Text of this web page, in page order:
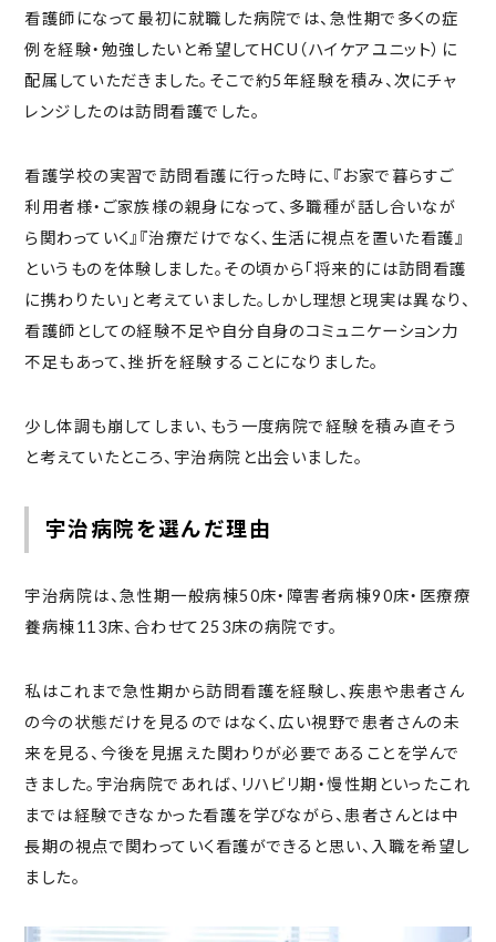
看護師になって最初に就職した病院では、急性期で多くの症
例を経験・勉強したいと希望してHCU（ハイケアユニット）に
配属していただきました。そこで約5年経験を積み、次にチャ
レンジしたのは訪問看護でした。
看護学校の実習で訪問看護に行った時に、『お家で暮らすご
利用者様・ご家族様の親身になって、多職種が話し合いなが
ら関わっていく』『治療だけでなく、生活に視点を置いた看護』
というものを体験しました。その頃から「将来的には訪問看護
に携わりたい」と考えていました。しかし理想と現実は異なり、
看護師としての経験不足や自分自身のコミュニケーション力
不足もあって、挫折を経験することになりました。
少し体調も崩してしまい、もう一度病院で経験を積み直そう
と考えていたところ、宇治病院と出会いました。
宇治病院を選んだ理由
宇治病院は、急性期一般病棟50床・障害者病棟90床・医療療
養病棟113床、合わせて253床の病院です。
私はこれまで急性期から訪問看護を経験し、疾患や患者さん
の今の状態だけを見るのではなく、広い視野で患者さんの未
来を見る、今後を見据えた関わりが必要であることを学んで
きました。宇治病院であれば、リハビリ期・慢性期といったこれ
までは経験できなかった看護を学びながら、 患者さんとは中
長期の視点で関わっていく看護ができると思い、入職を希望し
ました。